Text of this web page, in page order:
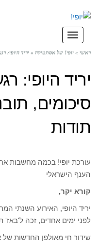
תפריט
ראשי » יופי! של אסתטיקה » יריד היופי:
יריד היופי:
סיכומים,
תודות
עורכת יופי! בכמה מחשבות
הענף הישראלי
קורא יקר,
יריד היופי, האירוע השנתי
לפני ימים אחדים, זכה ל'באז'